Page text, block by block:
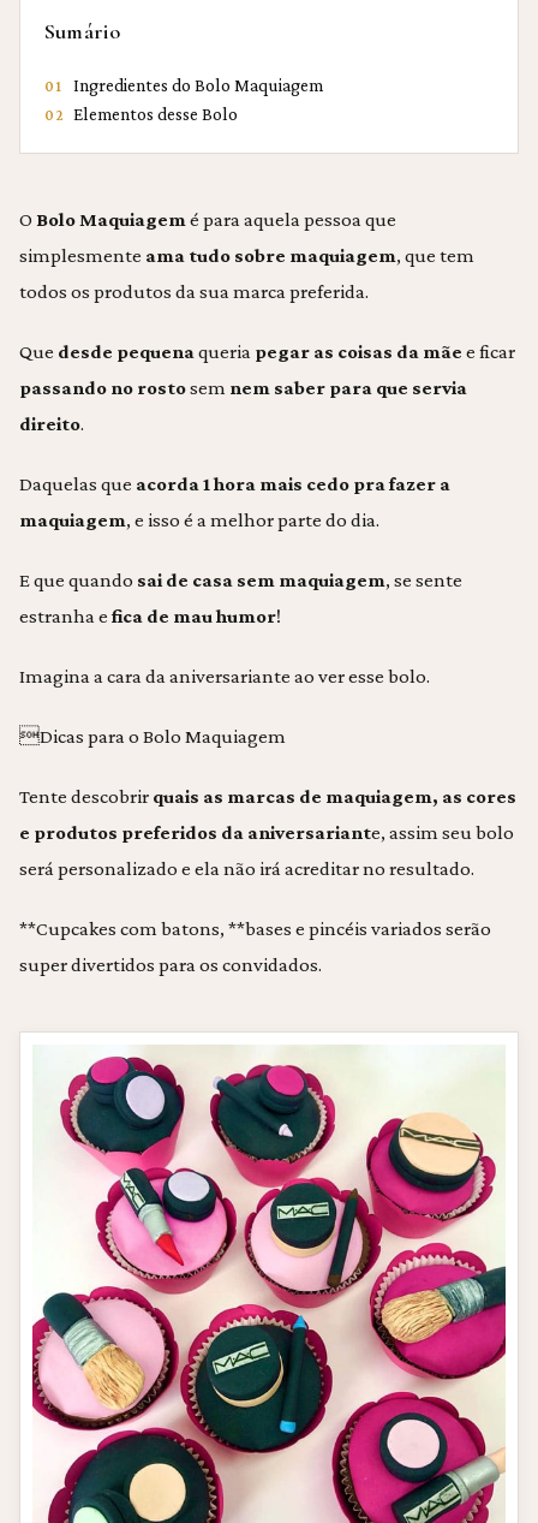
Sumário
01 Ingredientes do Bolo Maquiagem
02 Elementos desse Bolo
O Bolo Maquiagem é para aquela pessoa que
simplesmente ama tudo sobre maquiagem, que tem
todos os produtos da sua marca preferida.
Que desde pequena queria pegar as coisas da mãe e ficar
passando no rostosem nem saber para que servia
direito.
Daquelas que acorda 1 hora mais cedo pra fazer a
maquiagem, e isso é a melhor parte do dia.
E que quando sai de casa sem maquiagem, se sente
estranha efica de mau humor!
Imagina a cara da aniversariante ao ver esse bolo.
Dicas para o Bolo Maquiagem
Tente descobrir quais as marcas de maquiagem, as cores
e produtos preferidos da aniversariante, assim seu bolo
será personalizado e ela não irá acreditar no resultado.
**Cupcakes com batons, **bases e pincéis variados serão
super divertidos para os convidados.